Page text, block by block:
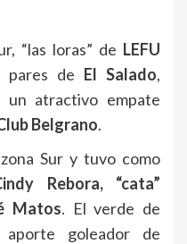
“las loras” de LEFU
pares de El Salado,
un atractivo empate
Belgrano.
Sur y tuvo como
Rebora, “cata”
Matos. El verde de
goleador de